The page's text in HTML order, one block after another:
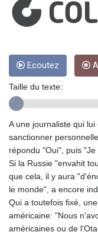
Ecoutez
Taille du texte:
A une journaliste qui
sanctionner
répondu "Oui", puis
Si la Russie "envahit
que cela, il y aura
le monde", a encore
Qui a toutefois fixé,
américaine: "Nous
américaines ou de